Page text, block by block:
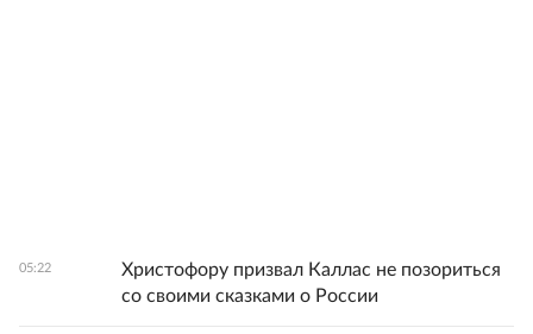
05:22
Христофору призвал Каллас не позориться
со своими сказками о России